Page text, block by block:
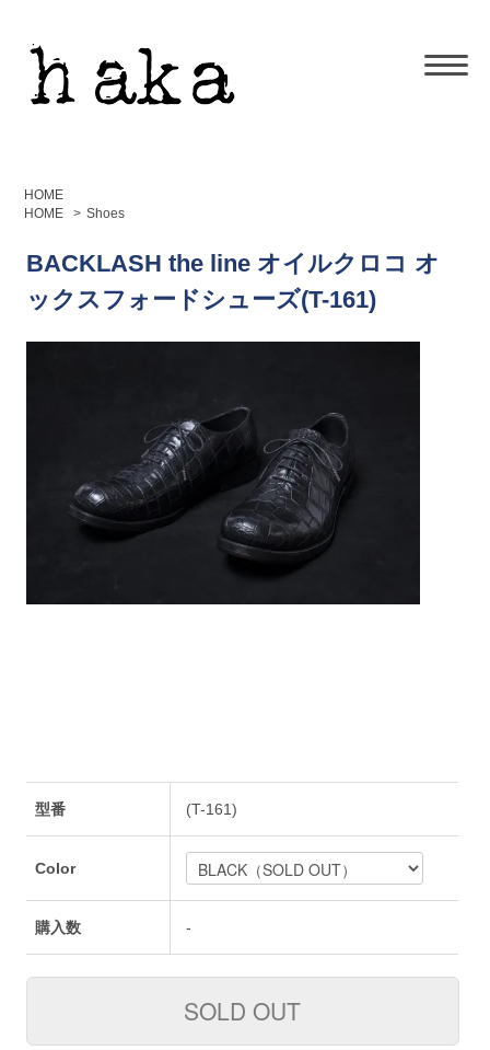
HOME
HOME
> Shoes
BACKLASH the line オイルクロコ オ
ックスフォードシューズ(T-161)
型番 (T-161)
Color
購入数 -